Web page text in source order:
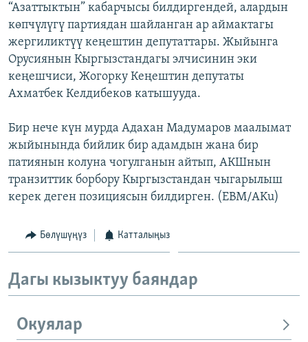
ЫҢГАЙСЫЗ СУРООЛОР
ЭЕ/АРнун бардык сайттары
“Азаттыктын” кабарчысы билдиргендей, алардын
көпчүлүгү партиядан шайланган ар аймактагы
жергиликтүү кеңештин депутаттары. Жыйынга
Орусиянын Кыргызстандагы элчисинин эки
кеңешчиси, Жогорку Кеңештин депутаты
Ахматбек Келдибеков катышууда.
Бир нече күн мурда Адахан Мадумаров маалымат
жыйынында бийлик бир адамдын жана бир
патиянын колуна чогулганын айтып, АКШнын
транзиттик борбору Кыргызстандан чыгарылыш
керек деген позициясын билдирген. (EBM/AKu)
Бөлүшүңүз Катталыңыз
Дагы кызыктуу баяндар
Окуялар